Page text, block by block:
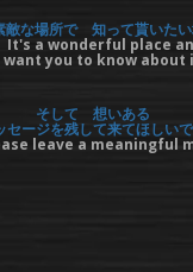
敵な場所で 知って貰いた
It's a wonderful place
want you to know about
そして 想いある
セージを残して来てほしいで
leave a meaningful